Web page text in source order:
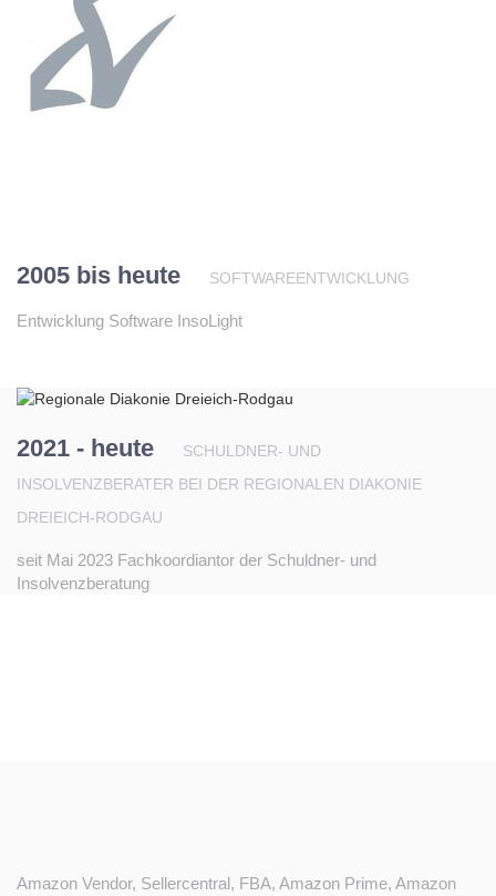
2005 bis heute SOFTWAREENTWICKLUNG
Entwicklung Software InsoLight
2021 - heute
SCHULDNER- UND
INSOLVENZBERATER BEI DER REGIONALEN DIAKONIE
DREIEICH-RODGAU
seit Mai 2023 Fachkoordiantor der Schuldner- und
Insolvenzberatung
Amazon Vendor, Sellercentral, FBA, Amazon Prime, Amazon